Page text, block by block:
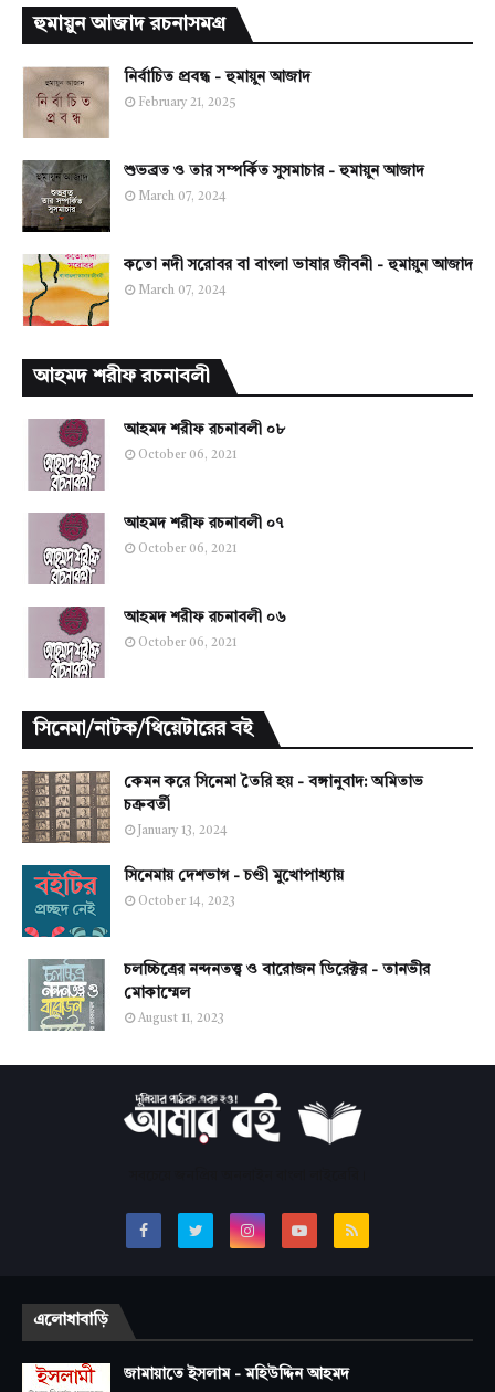
হুমায়ুন আজাদ রচনাসমগ্র
নির্বাচিত প্রবন্ধ - হুমায়ুন আজাদ
February 21, 2025
শুভব্রত ও তার সম্পর্কিত সুসমাচার - হুমায়ুন আজাদ
March 07, 2024
কতো নদী সরোবর বা বাংলা ভাষার জীবনী - হুমায়ুন আজাদ
March 07, 2024
আহমদ শরীফ রচনাবলী
আহমদ শরীফ রচনাবলী ০৮
October 06, 2021
আহমদ শরীফ রচনাবলী ০৭
October 06, 2021
আহমদ শরীফ রচনাবলী ০৬
October 06, 2021
সিনেমা/নাটক/থিয়েটারের বই
কেমন করে সিনেমা তৈরি হয় - বঙ্গানুবাদ: অমিতাভ
চক্রবর্তী
January 13, 2024
সিনেমায় দেশভাগ - চণ্ডী মুখোপাধ্যায়
October 14, 2023
চলচ্চিত্রের নন্দনতত্ত্ব ও বারোজন ডিরেক্টর - তানভীর
মোকাম্মেল
August 11, 2023
এলোধাবাড়ি
জামায়াতে ইসলাম - মহিউদ্দিন আহমদ